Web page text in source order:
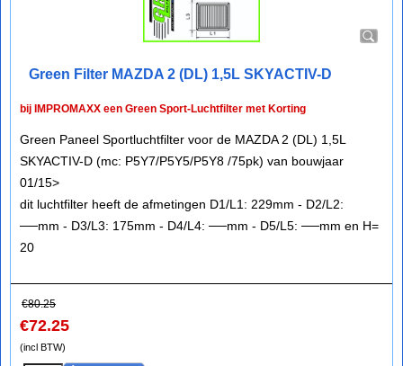
Green Filter MAZDA 2 (DL) 1,5L SKYACTIV-D
bij IMPROMAXX een Green Sport-Luchtfilter met Korting
Green Paneel Sportluchtfilter voor de MAZDA 2 (DL) 1,5L
SKYACTIV-D (mc: P5Y7/P5Y5/P5Y8 /75pk) van bouwjaar
01/15>
dit luchtfilter heeft de afmetingen D1/L1: 229mm - D2/L2:
──mm - D3/L3: 175mm - D4/L4: ──mm - D5/L5: ──mm en H=
20
€80.25
€72.25
(incl BTW)